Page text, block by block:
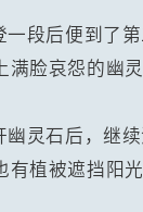
一段后便到了
满脸哀怨的幽灵
幽灵石后，继
有植被遮挡阳